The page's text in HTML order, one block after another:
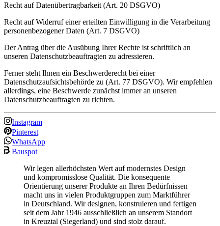
Recht auf Datenübertragbarkeit (Art. 20 DSGVO)
Recht auf Widerruf einer erteilten Einwilligung in die Verarbeitung
personenbezogener Daten (Art. 7 DSGVO)
Der Antrag über die Ausübung Ihrer Rechte ist schriftlich an
unseren Datenschutzbeauftragten zu adressieren.
Ferner steht Ihnen ein Beschwerderecht bei einer
Datenschutzaufsichtsbehörde zu (Art. 77 DSGVO). Wir empfehlen
allerdings, eine Beschwerde zunächst immer an unseren
Datenschutzbeauftragten zu richten.
Instagram
Pinterest
WhatsApp
Bauspot
Wir legen allerhöchsten Wert auf modernstes Design
und kompromisslose Qualität. Die konsequente
Orientierung unserer Produkte an Ihren Bedürfnissen
macht uns in vielen Produktgruppen zum Marktführer
in Deutschland. Wir designen, konstruieren und fertigen
seit dem Jahr 1946 ausschließlich an unserem Standort
in Kreuztal (Siegerland) und sind stolz darauf.